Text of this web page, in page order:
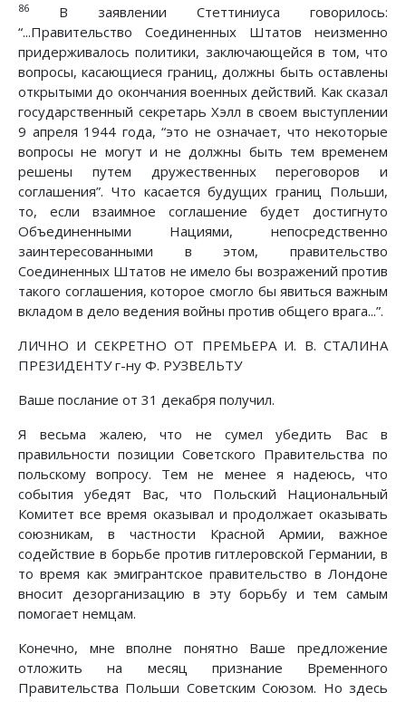
86
В заявлении Стеттиниуса говорилось:
“...Правительство Соединенных Штатов неизменно
придерживалось политики, заключающейся в том, что
вопросы, касающиеся границ, должны быть оставлены
открытыми до окончания военных действий. Как сказал
государственный секретарь Хэлл в своем выступлении
9 апреля 1944 года, “это не означает, что некоторые
вопросы не могут и не должны быть тем временем
решены путем дружественных переговоров и
соглашения”. Что касается будущих границ Польши,
то, если взаимное соглашение будет достигнуто
Объединенными Нациями, непосредственно
заинтересованными в этом, правительство
Соединенных Штатов не имело бы возражений против
такого соглашения, которое смогло бы явиться важным
вкладом в дело ведения войны против общего врага...”.
ЛИЧНО И СЕКРЕТНО ОТ ПРЕМЬЕРА И. В. СТАЛИНА
ПРЕЗИДЕНТУ г-ну Ф. РУЗВЕЛЬТУ
Ваше послание от 31 декабря получил.
Я весьма жалею, что не сумел убедить Вас в
правильности позиции Советского Правительства по
польскому вопросу. Тем не менее я надеюсь, что
события убедят Вас, что Польский Национальный
Комитет все время оказывал и продолжает оказывать
союзникам, в частности Красной Армии, важное
содействие в борьбе против гитлеровской Германии, в
то время как эмигрантское правительство в Лондоне
вносит дезорганизацию в эту борьбу и тем самым
помогает немцам.
Конечно, мне вполне понятно Ваше предложение
отложить на месяц признание Временного
Правительства Польши Советским Союзом. Но здесь